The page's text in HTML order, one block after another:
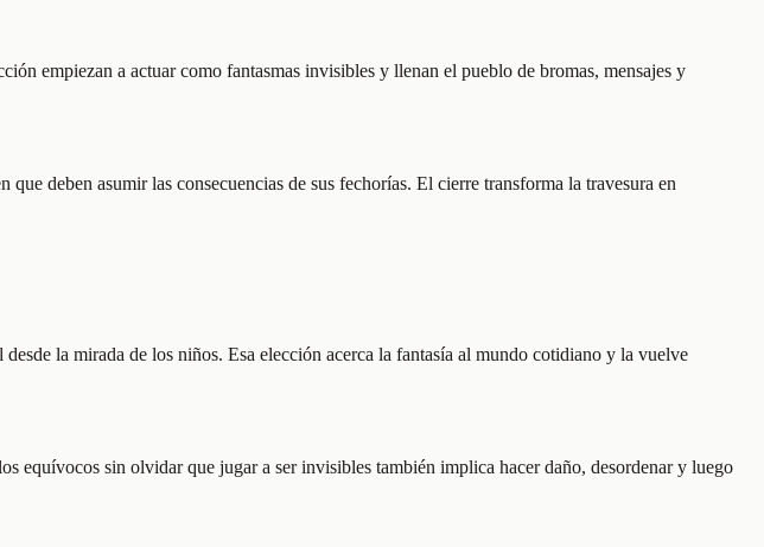
empiezan a actuar como fantasmas invisibles y llenan el pueblo de bromas, mensajes y
deben asumir las consecuencias de sus fechorías. El cierre transforma la travesura en
la mirada de los niños. Esa elección acerca la fantasía al mundo cotidiano y la vuelve
equívocos sin olvidar que jugar a ser invisibles también implica hacer daño, desordenar y luego